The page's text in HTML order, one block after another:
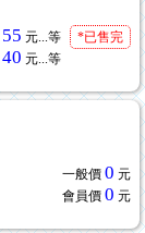
55 元...等
40 元...等
*已售完
一般價 0 元
會員價 0 元